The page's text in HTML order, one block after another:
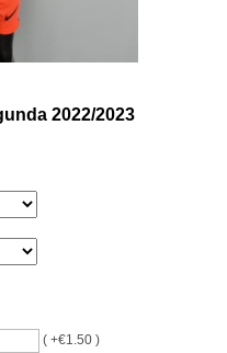
2022/2023
( +€1.50 )